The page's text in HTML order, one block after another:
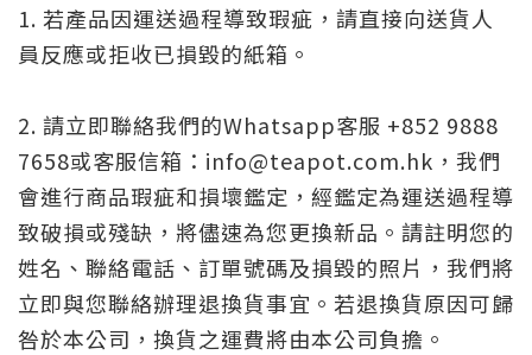
1. 若產品因運送過程導致瑕疵，請直接向送貨人
員反應或拒收已損毀的紙箱。
2. 請立即聯絡我們的Whatsapp客服 +852 9888
7658或客服信箱：info@teapot.com.hk，我們
會進行商品瑕疵和損壞鑑定，經鑑定為運送過程導
致破損或殘缺，將儘速為您更換新品。請註明您的
姓名、聯絡電話、訂單號碼及損毀的照片，我們將
立即與您聯絡辦理退換貨事宜。若退換貨原因可歸
咎於本公司，換貨之運費將由本公司負擔。